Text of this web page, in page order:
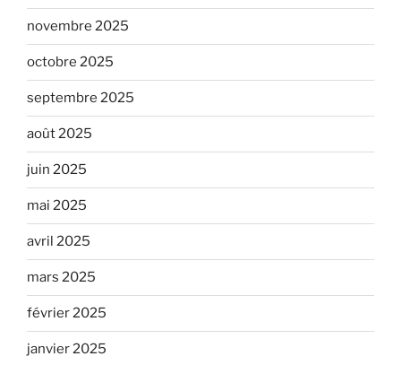
novembre 2025
octobre 2025
septembre 2025
août 2025
juin 2025
mai 2025
avril 2025
mars 2025
février 2025
janvier 2025